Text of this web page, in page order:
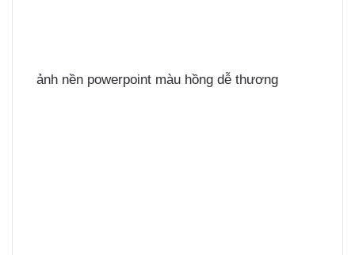
ảnh nền powerpoint màu hồng dễ thương